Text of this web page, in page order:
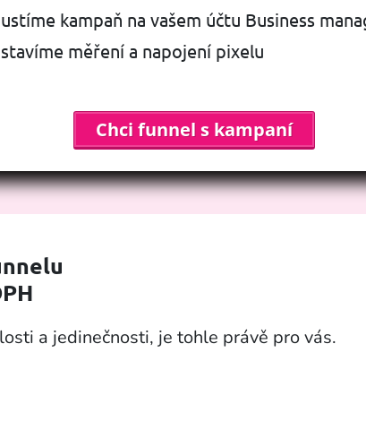
kampaň na vašem účtu Business
měření a napojení pixelu
Chci funnel s kampaní
a jedinečnosti, je tohle právě pro vás.